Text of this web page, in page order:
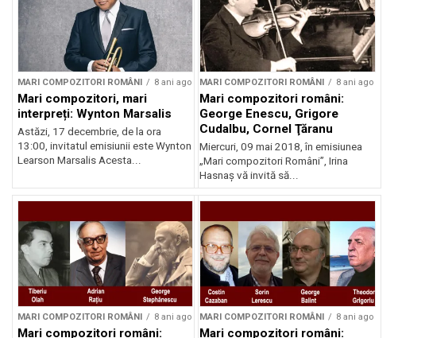
MARI COMPOZITORI ROMÂNI 8 ani ago
Mari compozitori, mari
interpreți: Wynton Marsalis
Astăzi, 17 decembrie, de la ora
13:00, invitatul emisiunii este Wynton
Learson Marsalis Acesta...
MARI COMPOZITORI ROMÂNI 8 ani ago
Mari compozitori români:
George Enescu, Grigore
Cudalbu, Cornel Ţăranu
Miercuri, 09 mai 2018, în emisiunea
„Mari compozitori Români”, Irina
Hasnaș vă invită să...
MARI COMPOZITORI ROMÂNI 8 ani ago
Mari compozitori români:
MARI COMPOZITORI ROMÂNI 8 ani ago
Mari compozitori români: